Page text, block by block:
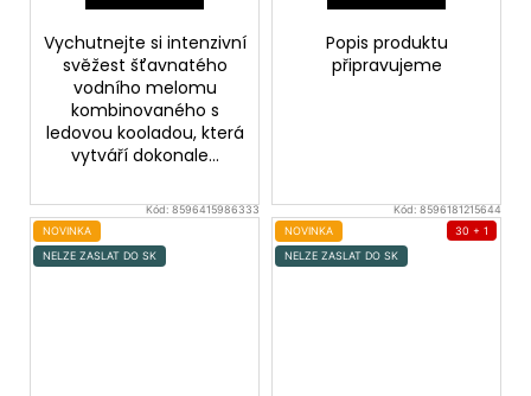
Vychutnejte si intenzivní
svěžest šťavnatého
vodního melomu
kombinovaného s
ledovou kooladou, která
vytváří dokonale...
Popis produktu
připravujeme
Kód:8596415986333
NOVINKA
NELZE ZASLAT DO SK
Kód:8596181215644
NOVINKA
NELZE ZASLAT DO SK
30 + 1